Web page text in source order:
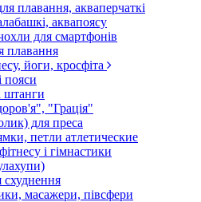
плавання, акваперчаткі
аквапоясу
для смартфонів
плавання
йоги, кросфіта
пояси
штанги
"Грація"
для преса
петли атлетические
і гімнастики
масажери, півсфери